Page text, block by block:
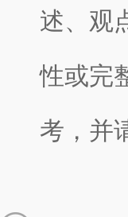
述、观
性或完
考，并